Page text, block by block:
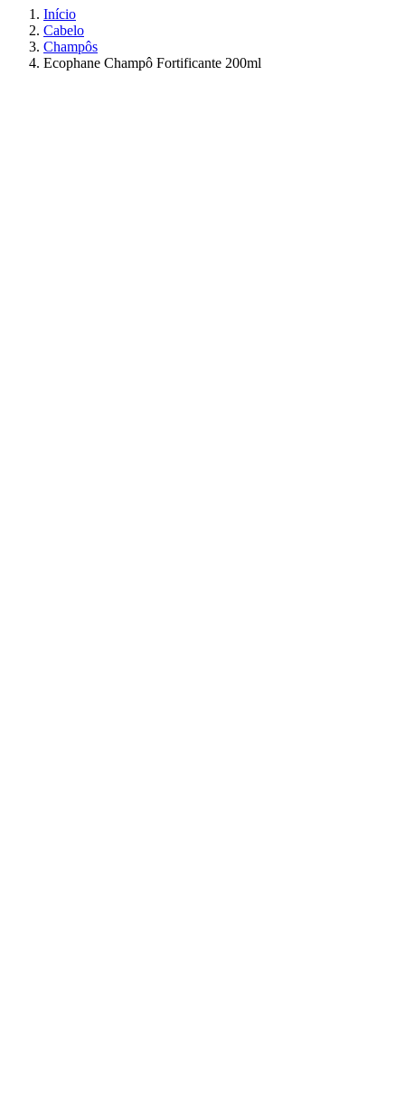
Início
Cabelo
Champôs
Ecophane Champô Fortificante 200ml